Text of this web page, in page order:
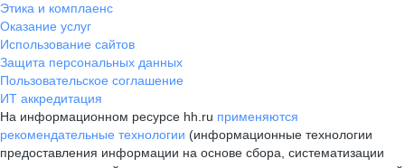
Этика и комплаенс
Оказание услуг
Использование сайтов
Защита персональных данных
Пользовательское соглашение
ИТ аккредитация
На информационном ресурсе hh.ru применяются
рекомендательные технологии (информационные технологии
предоставления информации на основе сбора, систематизации